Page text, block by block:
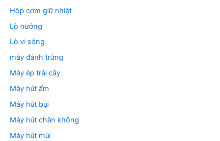
Hộp cơm giữ nhiệt
Lò nướng
Lò vi sóng
máy đánh trứng
Máy ép trái cây
Máy hút ẩm
Máy hút bụi
Máy hút chân không
Máy hút mùi